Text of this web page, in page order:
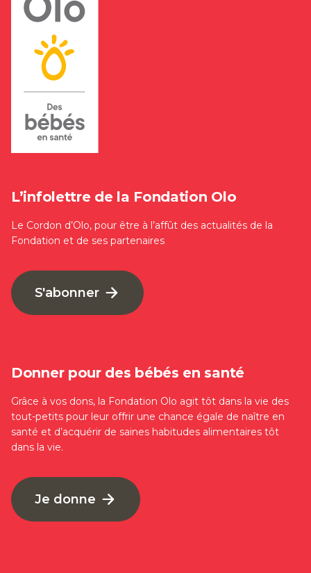
L’infolettre de la Fondation Olo
Le Cordon d’Olo, pour être à l’affût des actualités de la
Fondation et de ses partenaires
S'abonner
Donner pour des bébés en santé
Grâce à vos dons, la Fondation Olo agit tôt dans la vie des
tout-petits pour leur offrir une chance égale de naître en
santé et d’acquérir de saines habitudes alimentaires tôt
dans la vie.
Je donne